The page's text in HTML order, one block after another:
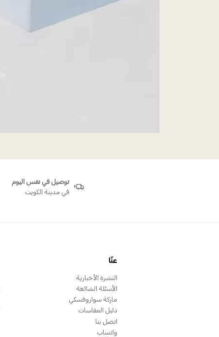
توصيل في نفس اليوم
في مدينة الكويت
عنّا
النشرة الأخبارية
الأسئلة الشائعة
ماركة سواروفسكي
دليل المقاسات
اتصل بنا
واتساب